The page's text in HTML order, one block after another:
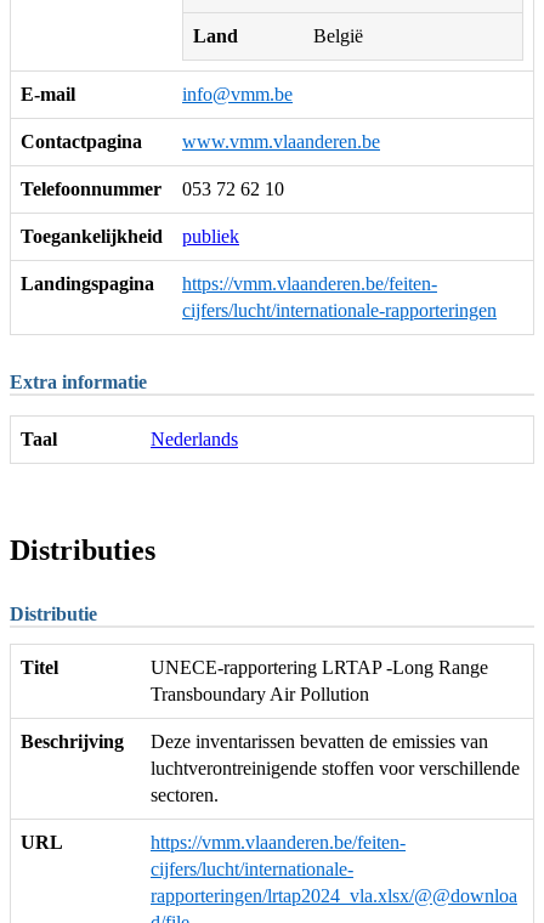
Land België
E-mail info@vmm.be
Contactpagina www.vmm.vlaanderen.be
Telefoonnummer 053 72 62 10
Toegankelijkheid publiek
Landingspagina
https://vmm.vlaanderen.be/feiten-
cijfers/lucht/internationale-rapporteringen
Extra informatie
Taal Nederlands
Distributies
Distributie
Titel
UNECE-rapportering LRTAP -Long Range
Transboundary Air Pollution
Beschrijving
Deze inventarissen bevatten de emissies van
luchtverontreinigende stoffen voor verschillende
sectoren.
URL
https://vmm.vlaanderen.be/feiten-
cijfers/lucht/internationale-
rapporteringen/lrtap2024_vla.xlsx/@@downloa